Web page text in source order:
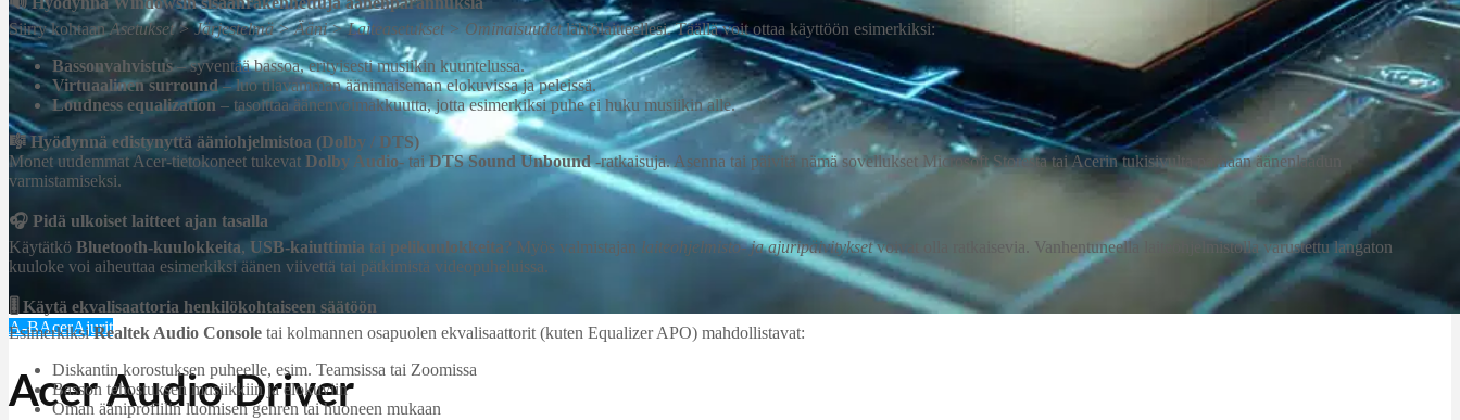
A-BAcerAjurit
Acer Audio Driver
Siirry kohtaanAsetukset > Järjestelmä > Ääni > Laiteasetukset > Ominaisuudetlähtölaitteellesi. Täällä voit ottaa käyttöön esimerkiksi:
Bassonvahvistus– syventää bassoa, erityisesti musiikin kuuntelussa.
Virtuaalinen surround– luo tilavamman äänimaiseman elokuvissa ja peleissä.
Loudness equalization – tasoittaa äänenvoimakkuutta, jotta esimerkiksi puhe ei huku musiikin alle.
🎼 Hyödynnä edistynyttä ääniohjelmistoa (Dolby / DTS)
Monet uudemmat Acer‑tietokoneet tukevat Dolby Audio‑ taiDTS Sound Unbound‑ratkaisuja. Asenna tai päivitä nämä sovellukset Microsoft Storesta tai Acerin tukisivulta parhaan äänenlaadun
varmistamiseksi.
🎧 Pidä ulkoiset laitteet ajan tasalla
Käytätkö Bluetooth‑kuulokkeita, USB‑kaiuttimia tai pelikuulokkeita? Myös valmistajan laiteohjelmisto‑ ja ajuripäivityksetvoivat olla ratkaisevia. Vanhentuneella laiteohjelmistolla varustettu langaton
kuuloke voi aiheuttaa esimerkiksi äänen viivettä tai pätkimistä videopuheluissa.
🎚️ Käytä ekvalisaattoria henkilökohtaiseen säätöön
EsimerkiksiRealtek Audio Console tai kolmannen osapuolen ekvalisaattorit (kuten Equalizer APO) mahdollistavat:
Diskantin korostuksen puheelle, esim. Teamsissa tai Zoomissa
Basson tehostuksen musiikkiin ja elokuviin
Oman ääniprofiilin luomisen genren tai huoneen mukaan